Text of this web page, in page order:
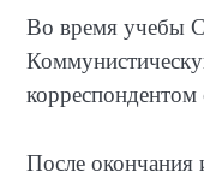
Во время учебы
После окончания